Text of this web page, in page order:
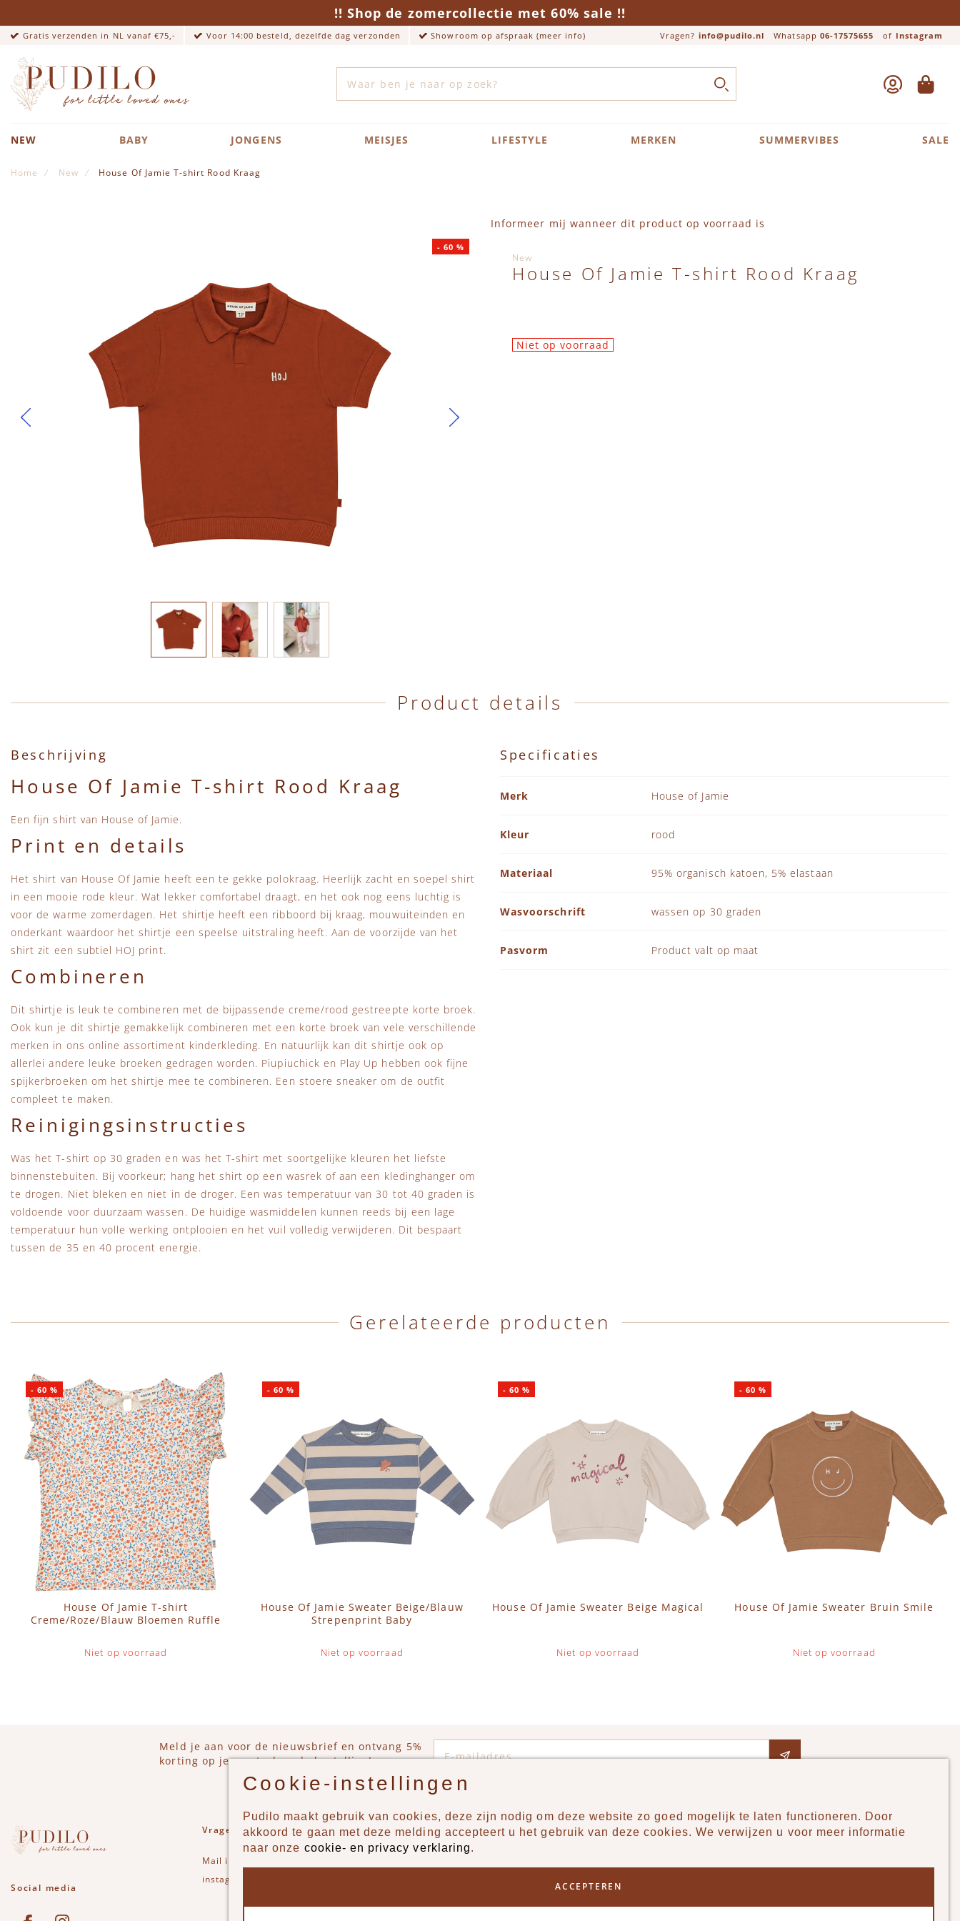
!! Shop de zomercollectie met 60% sale !!
Gratis verzenden in NL vanaf €75,- Voor 14:00 besteld, dezelfde dag verzonden Showroom op afspraak (meer info) Vragen? info@pudilo.nl Whatsapp 06-17575655 of Instagram
Close search
ZOEK ACCOUNT
NEW BABY JONGENS MEISJES LIFESTYLE MERKEN SUMMERVIBES SALE
Home New House Of Jamie T-shirt Rood Kraag
- 60 %
Informeer mij wanneer dit product op voorraad is
New
House Of Jamie T-shirt Rood Kraag
Niet op voorraad
Product details
Beschrijving
House Of Jamie T-shirt Rood Kraag
Een fijn shirt van House of Jamie.
Print en details
Het shirt van House Of Jamie heeft een te gekke polokraag. Heerlijk zacht en soepel shirt
in een mooie rode kleur. Wat lekker comfortabel draagt, en het ook nog eens luchtig is
voor de warme zomerdagen. Het shirtje heeft een ribboord bij kraag, mouwuiteinden en
onderkant waardoor het shirtje een speelse uitstraling heeft. Aan de voorzijde van het
shirt zit een subtiel HOJ print.
Combineren
Dit shirtje is leuk te combineren met de bijpassende creme/rood gestreepte korte broek.
Ook kun je dit shirtje gemakkelijk combineren met een korte broek van vele verschillende
merken in ons online assortiment kinderkleding. En natuurlijk kan dit shirtje ook op
allerlei andere leuke broeken gedragen worden. Piupiuchick en Play Up hebben ook fijne
spijkerbroeken om het shirtje mee te combineren. Een stoere sneaker om de outfit
compleet te maken.
Reinigingsinstructies
Was het T-shirt op 30 graden en was het T-shirt met soortgelijke kleuren het liefste
binnenstebuiten. Bij voorkeur; hang het shirt op een wasrek of aan een kledinghanger om
te drogen. Niet bleken en niet in de droger. Een was temperatuur van 30 tot 40 graden is
voldoende voor duurzaam wassen. De huidige wasmiddelen kunnen reeds bij een lage
temperatuur hun volle werking ontplooien en het vuil volledig verwijderen. Dit bespaart
tussen de 35 en 40 procent energie.
Specificaties
Merk
House of Jamie
Kleur rood
Materiaal 95% organisch katoen, 5% elastaan
Wasvoorschrift wassen op 30 graden
Pasvorm Product valt op maat
Gerelateerde producten
House Of Jamie T-shirt
Creme/Roze/Blauw Bloemen Ruffle
Niet op voorraad
-60 %
House Of Jamie Sweater Beige/Blauw
Strepenprint Baby
Niet op voorraad
- 60 %
House Of Jamie Sweater Beige Magical
Niet op voorraad
-60 %
House Of Jamie Sweater Bruin Smile
Niet op voorraad
- 60 %
Meld je aan voor de nieuwsbrief en ontvang 5%
korting op je eerstvolgende bestelling!
Social media
See our FacebookBekijk onze Instagram pagina
Vragen of opmerkingen?
Mail info@pudilo.nl
instagram
Producten Pudilo
Cookie-instellingen
Pudilo maakt gebruik van cookies, deze zijn nodig om deze website zo goed mogelijk te laten functioneren. Door
akkoord te gaan met deze melding accepteert u het gebruik van deze cookies. We verwijzen u voor meer informatie
naar onze cookie- en privacy verklaring.
ACCEPTEREN